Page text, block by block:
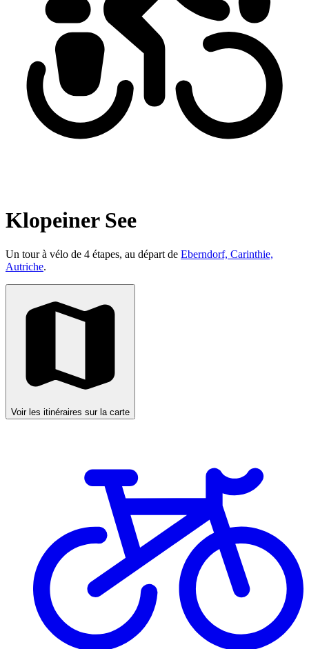
Klopeiner See
Un tour à vélo de 4 étapes, au départ de Eberndorf, Carinthie,
Autriche.
Voir les itinéraires sur la carte